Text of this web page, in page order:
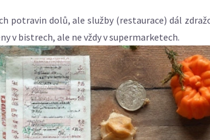
potravin dolů, ale služby (restaurace) dál
v bistrech, ale ne vždy v supermarketech.